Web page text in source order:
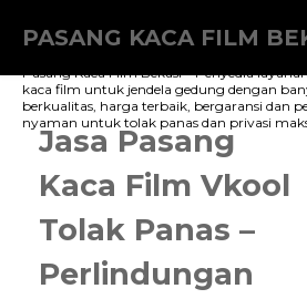
PASANG KACA FILM
Pasang Kaca Film Bekasi – Penyedia
kaca film untuk jendela gedung dengan
berkualitas, harga terbaik, bergaransi dan
nyaman untuk tolak panas dan privasi
Jasa Pasang
Kaca Film Vkool
Tolak Panas –
Perlindungan